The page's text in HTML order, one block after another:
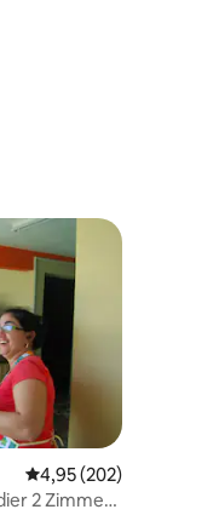
6 Bewertungen
Durchschnittliche
4,95 (202)
2 Zimmer